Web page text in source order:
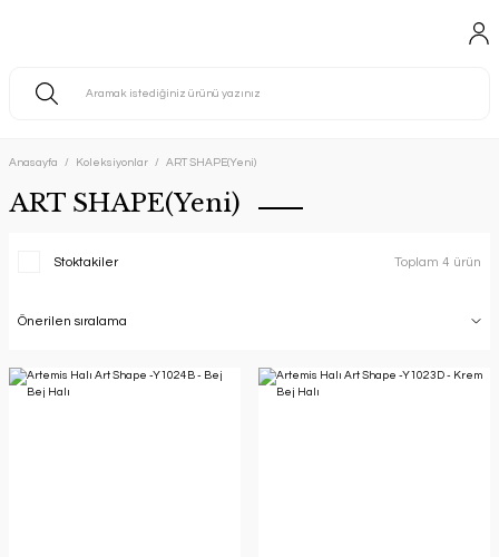
Anasayfa Koleksiyonlar ART SHAPE(Yeni)
ART SHAPE(Yeni)
Stoktakiler Toplam 4 ürün